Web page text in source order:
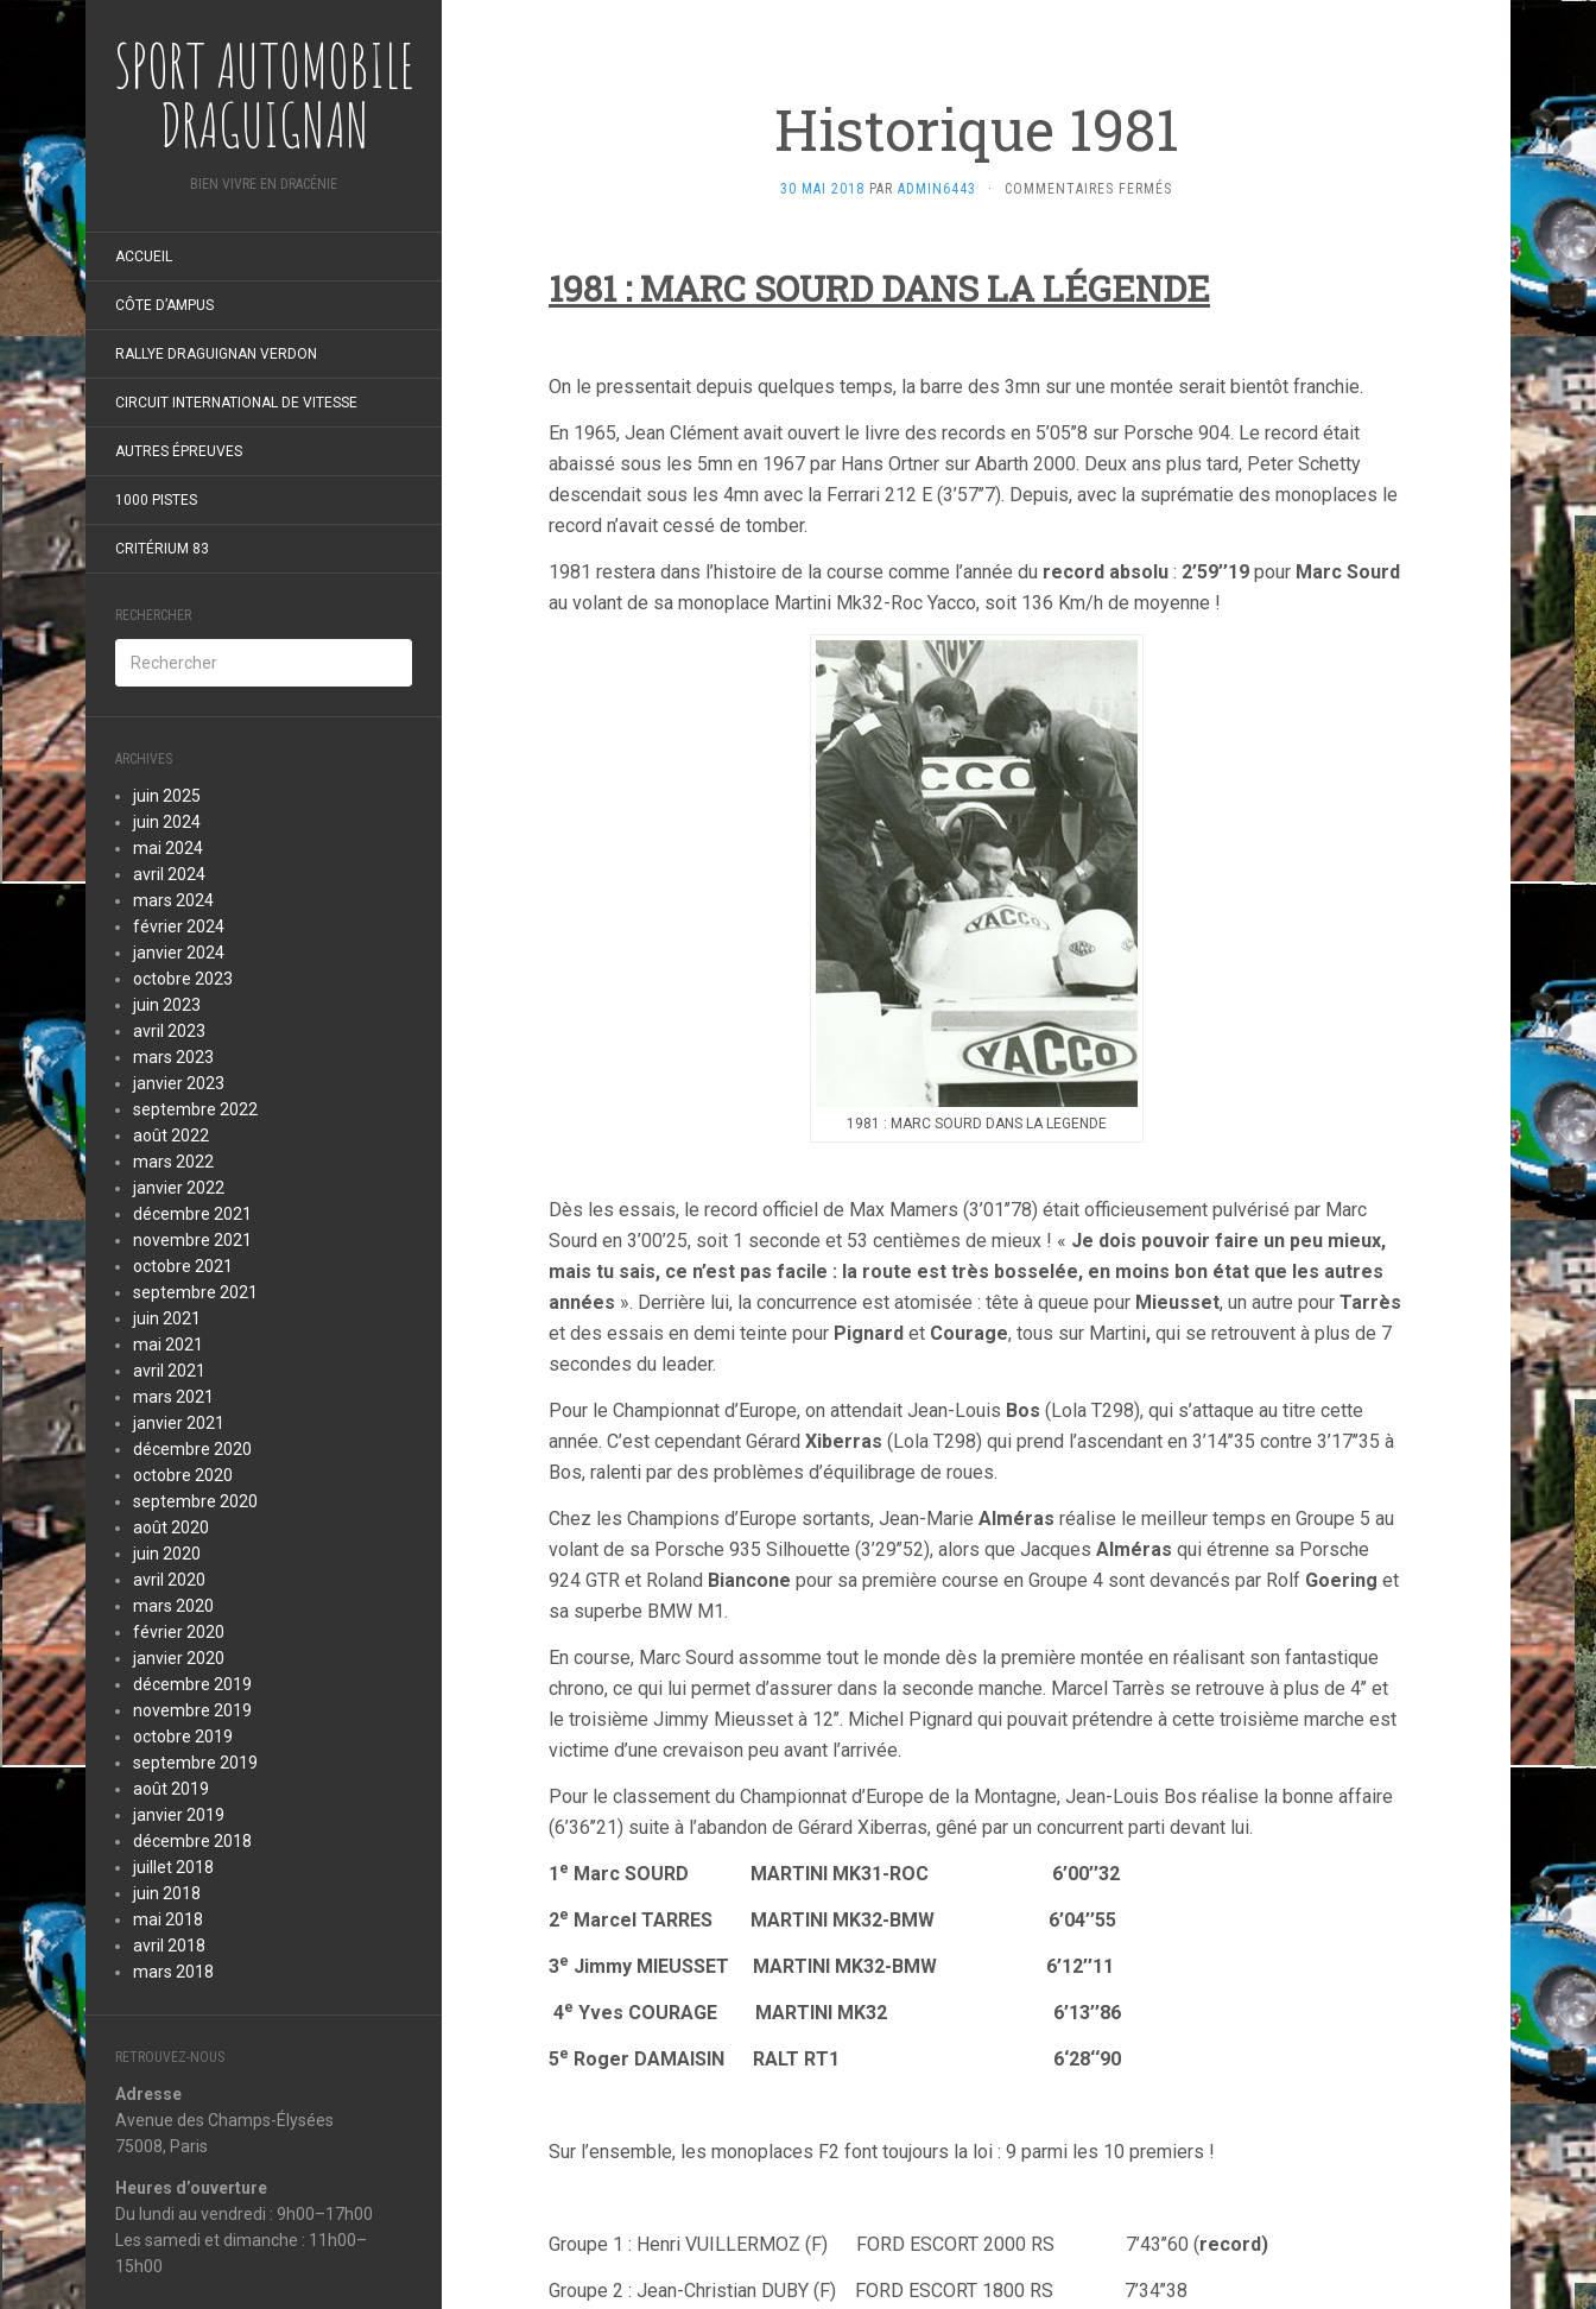
SPORT AUTOMOBILE
DRAGUIGNAN
BIEN VIVRE EN DRACÉNIE
ACCUEIL
CÔTE D’AMPUS
RALLYE DRAGUIGNAN VERDON
CIRCUIT INTERNATIONAL DE VITESSE
AUTRES ÉPREUVES
1000 PISTES
CRITÉRIUM 83
RECHERCHER
ARCHIVES
juin 2025
juin 2024
mai 2024
avril 2024
mars 2024
février 2024
janvier 2024
octobre 2023
juin 2023
avril 2023
mars 2023
janvier 2023
septembre 2022
août 2022
mars 2022
janvier 2022
décembre 2021
novembre 2021
octobre 2021
septembre 2021
juin 2021
mai 2021
avril 2021
mars 2021
janvier 2021
décembre 2020
octobre 2020
septembre 2020
août 2020
juin 2020
avril 2020
mars 2020
février 2020
janvier 2020
décembre 2019
novembre 2019
octobre 2019
septembre 2019
août 2019
janvier 2019
décembre 2018
juillet 2018
juin 2018
mai 2018
avril 2018
mars 2018
RETROUVEZ-NOUS
Adresse
Avenue des Champs-Élysées
75008, Paris
Heures d’ouverture
Du lundi au vendredi : 9h00–17h00
Les samedi et dimanche : 11h00–
15h00
Historique 1981
30 MAI 2018 PAR ADMIN6443 · COMMENTAIRES FERMÉS
1981 : MARC SOURD DANS LA LÉGENDE
On le pressentait depuis quelques temps, la barre des 3mn sur une montée serait bientôt franchie.
En 1965, Jean Clément avait ouvert le livre des records en 5’05’’8 sur Porsche 904. Le record était
abaissé sous les 5mn en 1967 par Hans Ortner sur Abarth 2000. Deux ans plus tard, Peter Schetty
descendait sous les 4mn avec la Ferrari 212 E (3’57’’7). Depuis, avec la suprématie des monoplaces le
record n’avait cessé de tomber.
1981 restera dans l’histoire de la course comme l’année du record absolu : 2’59’’19 pour Marc Sourd
au volant de sa monoplace Martini Mk32-Roc Yacco, soit 136 Km/h de moyenne !
1981 : MARC SOURD DANS LA LEGENDE
Dès les essais, le record officiel de Max Mamers (3’01’’78) était officieusement pulvérisé par Marc
Sourd en 3’00’25, soit 1 seconde et 53 centièmes de mieux ! « Je dois pouvoir faire un peu mieux,
mais tu sais, ce n’est pas facile : la route est très bosselée, en moins bon état que les autres
années ». Derrière lui, la concurrence est atomisée : tête à queue pour Mieusset, un autre pour Tarrès
et des essais en demi teinte pour Pignard et Courage, tous sur Martini, qui se retrouvent à plus de 7
secondes du leader.
Pour le Championnat d’Europe, on attendait Jean-Louis Bos (Lola T298), qui s’attaque au titre cette
année. C’est cependant Gérard Xiberras (Lola T298) qui prend l’ascendant en 3’14’’35 contre 3’17’’35 à
Bos, ralenti par des problèmes d’équilibrage de roues.
Chez les Champions d’Europe sortants, Jean-Marie Alméras réalise le meilleur temps en Groupe 5 au
volant de sa Porsche 935 Silhouette (3’29’’52), alors que Jacques Alméras qui étrenne sa Porsche
924 GTR et Roland Biancone pour sa première course en Groupe 4 sont devancés par Rolf Goering et
sa superbe BMW M1.
En course, Marc Sourd assomme tout le monde dès la première montée en réalisant son fantastique
chrono, ce qui lui permet d’assurer dans la seconde manche. Marcel Tarrès se retrouve à plus de 4’’ et
le troisième Jimmy Mieusset à 12’’. Michel Pignard qui pouvait prétendre à cette troisième marche est
victime d’une crevaison peu avant l’arrivée.
Pour le classement du Championnat d’Europe de la Montagne, Jean-Louis Bos réalise la bonne affaire
(6’36’’21) suite à l’abandon de Gérard Xiberras, gêné par un concurrent parti devant lui.
1 e Marc SOURD MARTINI MK31-ROC 6’00’’32
2e Marcel TARRES MARTINI MK32-BMW 6’04’’55
3e Jimmy MIEUSSET MARTINI MK32-BMW 6’12’’11
4e Yves COURAGE MARTINI MK32 6’13’’86
5e Roger DAMAISIN RALT RT1 6‘28‘‘90
Sur l’ensemble, les monoplaces F2 font toujours la loi : 9 parmi les 10 premiers !
Groupe 1 : Henri VUILLERMOZ (F) FORD ESCORT 2000 RS 7’43’’60 (record)
Groupe 2 : Jean-Christian DUBY (F) FORD ESCORT 1800 RS 7’34’’38